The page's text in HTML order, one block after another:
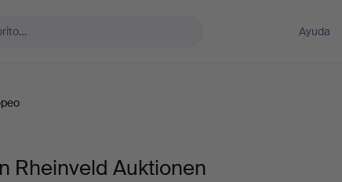
Ayuda
Rheinveld Auktionen